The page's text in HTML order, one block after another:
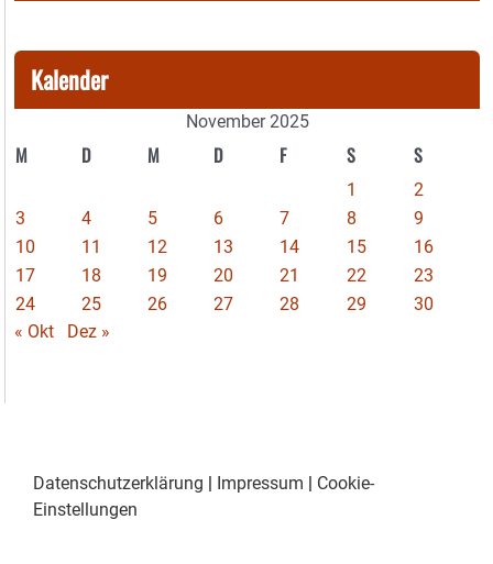
Kalender
November 2025
M D M D F S S
1
2
3
4 5 6 7 8
9
10
11 12 13 14 15
16
17
18 19 20 21 22
23
24
25 26 27 28 29
30
« Okt
Dez »
Datenschutzerklärung | Impressum | Cookie-
Einstellungen